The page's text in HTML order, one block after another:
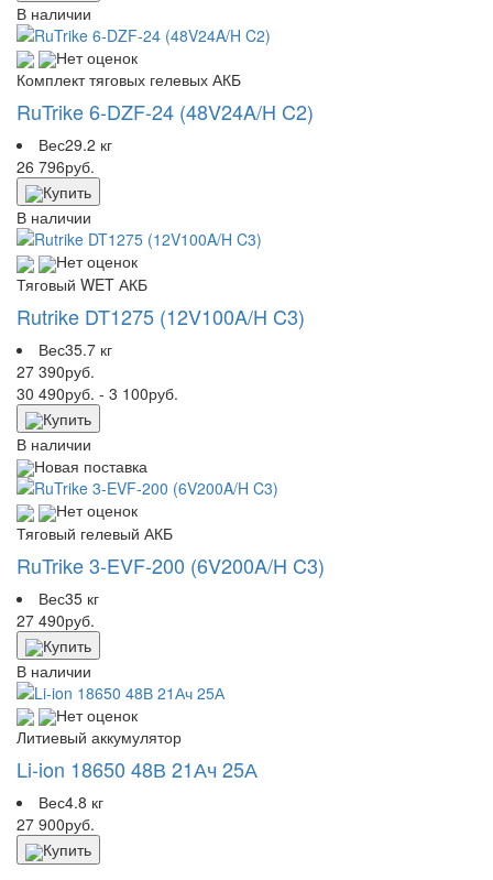
В наличии
Нет оценок
Комплект тяговых гелевых АКБ
RuTrike 6-DZF-24 (48V24A/H C2)
Вес29.2 кг
26 796руб.
Купить
В наличии
Нет оценок
Тяговый WET АКБ
Rutrike DT1275 (12V100A/H C3)
Вес35.7 кг
27 390руб.
30 490руб. - 3 100руб.
Купить
В наличии
Новая поставка
Нет оценок
Тяговый гелевый АКБ
RuTrike 3-EVF-200 (6V200A/H C3)
Вес35 кг
27 490руб.
Купить
В наличии
Нет оценок
Литиевый аккумулятор
Li-ion 18650 48В 21Ач 25А
Вес4.8 кг
27 900руб.
Купить